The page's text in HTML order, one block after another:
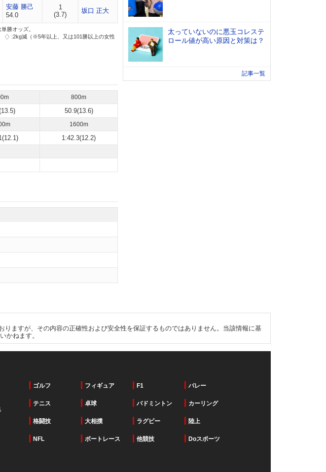
安藤 勝己
54.0
1
(3.7)
坂口 正大
勝オッズ。
:2kg減（※5年以上、又は101勝以上の女性
800m
50.9(13.6)
1600m
1:42.3(12.2)
太っていないのに悪玉コレステ
ロール値が高い原因と対策は？
記事一覧
ますが、その内容の正確性および安全性を保証するものではありません。当該情報に基
かねます。
ゴルフ フィギュア F1 バレー
テニス 卓球 バドミントン カーリング
格闘技 大相撲 ラグビー 陸上
NFL ボートレース 他競技 Doスポーツ